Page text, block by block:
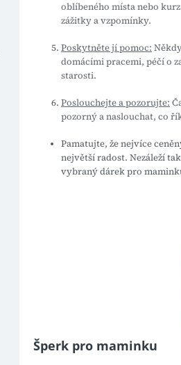
oblíbeného místa nebo
zážitky a vzpomínky.
Poskytněte jí pomoc:
domácími pracemi, péčí o
starosti.
Poslouchejte a pozorujte:
pozorný a naslouchat, co
Pamatujte, že nejvíce
největší radost. Nezáleží
vybraný dárek pro
Šperk pro maminku